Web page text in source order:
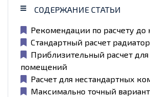
СОДЕРЖАНИЕ СТАТЬИ
Рекомендации по расчету до
Стандартный расчет
Приблизительный расчет
помещений
Расчет для нестандартных
Максимально точный вариант